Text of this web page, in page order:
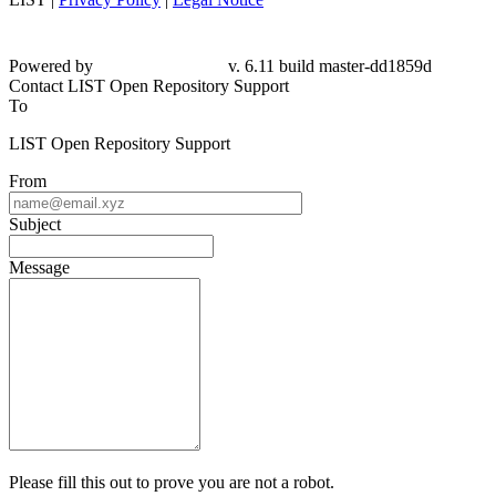
Powered by
v. 6.11 build master-dd1859d
Contact LIST Open Repository Support
To
LIST Open Repository Support
From
Subject
Message
Please fill this out to prove you are not a robot.